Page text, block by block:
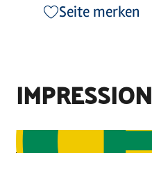
Seite merken